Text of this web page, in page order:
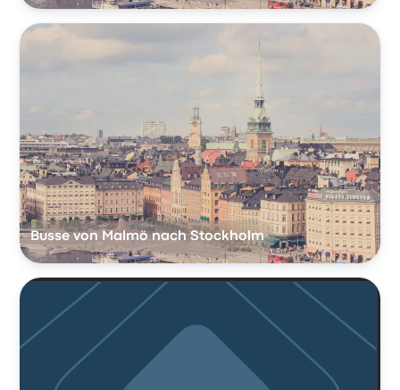
Busse von Malmö nach Stockholm